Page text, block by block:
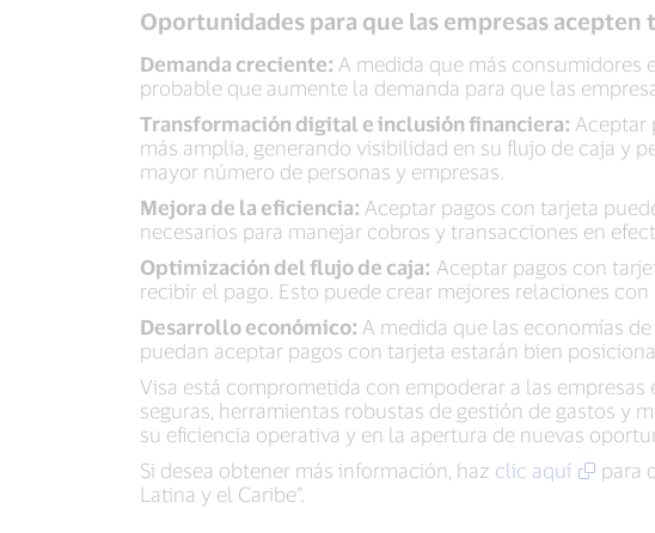
Oportunidades para que las empresas
Demanda creciente: A medida que más consumidores
probable que aumente la demanda para que las
Transformación digital e inclusión financiera: Aceptar
más amplia, generando visibilidad en su flujo de caja y
mayor número de personas y empresas.
Mejora de la eficiencia: Aceptar pagos con tarjeta
necesarios para manejar cobros y transacciones en
Optimización del flujo de caja: Aceptar pagos con
recibir el pago. Esto puede crear mejores relaciones
Desarrollo económico: A medida que las economías
puedan aceptar pagos con tarjeta estarán bien
Visa está comprometida con empoderar a las
seguras, herramientas robustas de gestión de gastos y
su eficiencia operativa y en la apertura de nuevas
Si desea obtener más información, haz clic aquí
para
Latina y el Caribe”.